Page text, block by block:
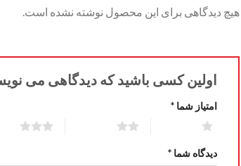
هیچ دیدگاهی برای این محصول نوشته نشده است.
اولین کسی باشید که دیدگاهی می
امتیاز شما *
دیدگاه شما *